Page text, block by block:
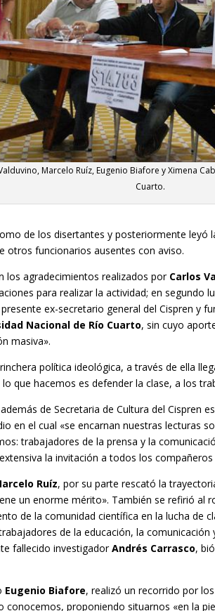
Marcelo Ruíz, Eugenio Biafore y Ximena
Cuarto.
de los disertantes y posteriormente leyó
otros funcionarios ausentes con aviso.
los agradecimientos realizados por Carlos
para realizar la actividad; en segundo
ex-secretario general del Cispren y
Nacional de Río Cuarto, sin cuyo
masiva».
política ideológica, a través de ella
que hacemos es defender la clase, a los
de Secretaria de Cultura del Cispren
en el cual «se encarnan nuestras lecturas
trabajadores de la prensa y la
la invitación a todos los
Ruíz, por su parte rescató la
un enorme mérito». También se refirió al
de la comunidad científica en la lucha de
de la educación, la
fallecido investigadorAndrés Carrasco,
Eugenio Biafore, realizó un recorrido por
conocemos, proponiendo situarnos «en la